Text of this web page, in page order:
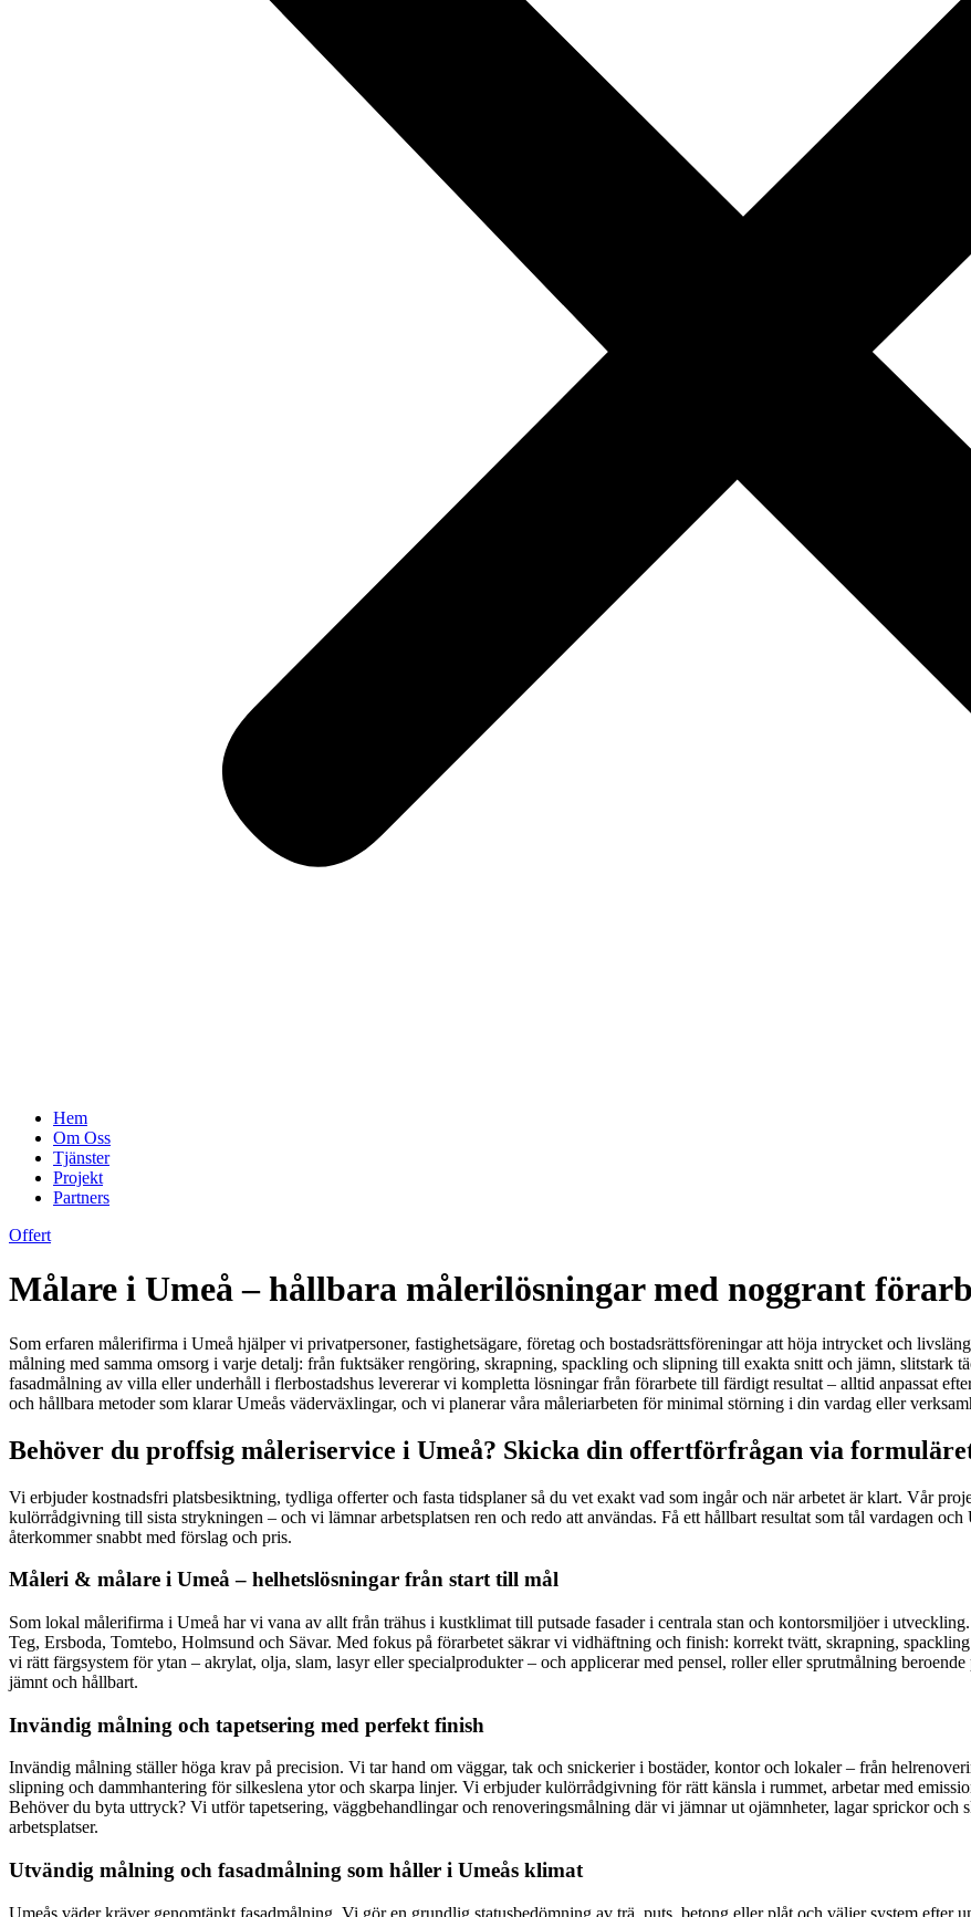
Hem
Om Oss
Tjänster
Projekt
Partners
Offert
Målare i Umeå – hållbara målerilösningar med noggrant
Som erfaren målerifirma i Umeå hjälper vi privatpersoner, fastighetsägare, företag och bostadsrättsföreningar att höja intrycket och
målning med samma omsorg i varje detalj: från fuktsäker rengöring, skrapning, spackling och slipning till exakta snitt och jämn, slitstark
fasadmålning av villa eller underhåll i flerbostadshus levererar vi kompletta lösningar från förarbete till färdigt resultat – alltid anpassat
och hållbara metoder som klarar Umeås väderväxlingar, och vi planerar våra måleriarbeten för minimal störning i din vardag eller
Behöver du proffsig måleriservice i Umeå? Skicka din offertförfrågan via
Vi erbjuder kostnadsfri platsbesiktning, tydliga offerter och fasta tidsplaner så du vet exakt vad som ingår och när arbetet är klart. Vår
kulörrådgivning till sista strykningen – och vi lämnar arbetsplatsen ren och redo att användas. Få ett hållbart resultat som tål vardagen
återkommer snabbt med förslag och pris.
Måleri & målare i Umeå – helhetslösningar från start till mål
Som lokal målerifirma i Umeå har vi vana av allt från trähus i kustklimat till putsade fasader i centrala stan och kontorsmiljöer i
Teg, Ersboda, Tomtebo, Holmsund och Sävar. Med fokus på förarbetet säkrar vi vidhäftning och finish: korrekt tvätt, skrapning,
vi rätt färgsystem för ytan – akrylat, olja, slam, lasyr eller specialprodukter – och applicerar med pensel, roller eller sprutmålning
jämnt och hållbart.
Invändig målning och tapetsering med perfekt finish
Invändig målning ställer höga krav på precision. Vi tar hand om väggar, tak och snickerier i bostäder, kontor och lokaler – från
slipning och dammhantering för silkeslena ytor och skarpa linjer. Vi erbjuder kulörrådgivning för rätt känsla i rummet, arbetar med
Behöver du byta uttryck? Vi utför tapetsering, väggbehandlingar och renoveringsmålning där vi jämnar ut ojämnheter, lagar sprickor och
arbetsplatser.
Utvändig målning och fasadmålning som håller i Umeås klimat
Umeås väder kräver genomtänkt fasadmålning. Vi gör en grundlig statusbedömning av trä, puts, betong eller plåt och väljer system efter